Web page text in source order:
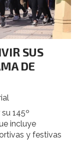
SUS
DE
145º
incluye
y festivas